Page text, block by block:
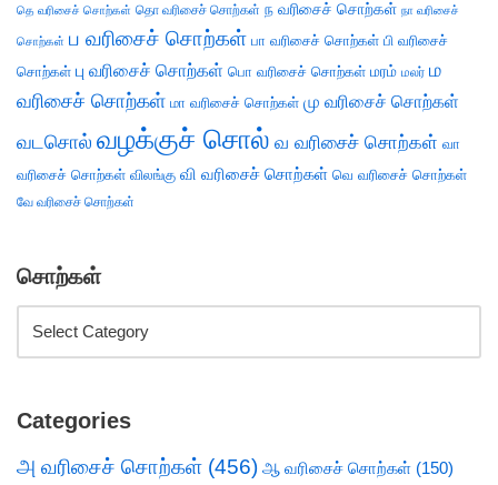
தெ வரிசைச் சொற்கள் தொ வரிசைச் சொற்கள் ந வரிசைச் சொற்கள் நா வரிசைச்
சொற்கள் ப வரிசைச் சொற்கள் பா வரிசைச் சொற்கள் பி வரிசைச்
சொற்கள் பு வரிசைச் சொற்கள் பொ வரிசைச் சொற்கள் மரம் மலர் ம
வரிசைச் சொற்கள் மா வரிசைச் சொற்கள் மு வரிசைச் சொற்கள்
வடசொல் வழக்குச் சொல் வ வரிசைச் சொற்கள் வா
வரிசைச் சொற்கள் விலங்கு வி வரிசைச் சொற்கள் வெ வரிசைச் சொற்கள்
வே வரிசைச் சொற்கள்
சொற்கள்
Categories
அ வரிசைச் சொற்கள் (456) ஆ வரிசைச் சொற்கள் (150)